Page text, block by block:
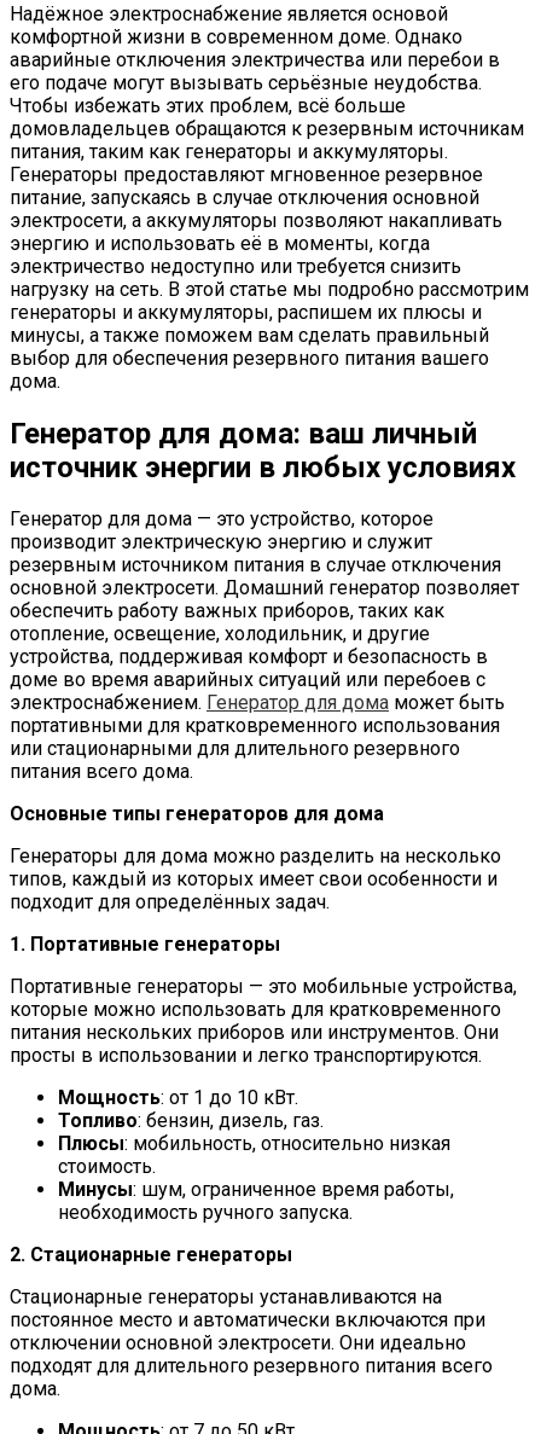
Надёжное электроснабжение является основой
комфортной жизни в современном доме. Однако
аварийные отключения электричества или перебои в
его подаче могут вызывать серьёзные неудобства.
Чтобы избежать этих проблем, всё больше
домовладельцев обращаются к резервным источникам
питания, таким как генераторы и аккумуляторы.
Генераторы предоставляют мгновенное резервное
питание, запускаясь в случае отключения основной
электросети, а аккумуляторы позволяют накапливать
энергию и использовать её в моменты, когда
электричество недоступно или требуется снизить
нагрузку на сеть. В этой статье мы подробно рассмотрим
генераторы и аккумуляторы, распишем их плюсы и
минусы, а также поможем вам сделать правильный
выбор для обеспечения резервного питания вашего
дома.
Генератор для дома: ваш личный
источник энергии в любых условиях
Генератор для дома — это устройство, которое
производит электрическую энергию и служит
резервным источником питания в случае отключения
основной электросети. Домашний генератор позволяет
обеспечить работу важных приборов, таких как
отопление, освещение, холодильник, и другие
устройства, поддерживая комфорт и безопасность в
доме во время аварийных ситуаций или перебоев с
электроснабжением. Генератор для дома может быть
портативными для кратковременного использования
или стационарными для длительного резервного
питания всего дома.
Основные типы генераторов для дома
Генераторы для дома можно разделить на несколько
типов, каждый из которых имеет свои особенности и
подходит для определённых задач.
1. Портативные генераторы
Портативные генераторы — это мобильные устройства,
которые можно использовать для кратковременного
питания нескольких приборов или инструментов. Они
просты в использовании и легко транспортируются.
Мощность: от 1 до 10 кВт.
Топливо: бензин, дизель, газ.
Плюсы: мобильность, относительно низкая
стоимость.
Минусы: шум, ограниченное время работы,
необходимость ручного запуска.
2. Стационарные генераторы
Стационарные генераторы устанавливаются на
постоянное место и автоматически включаются при
отключении основной электросети. Они идеально
подходят для длительного резервного питания всего
дома.